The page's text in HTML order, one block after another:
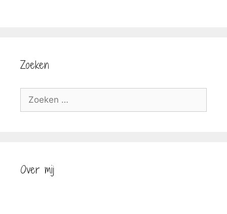
Zoeken
Zoek
Over mij